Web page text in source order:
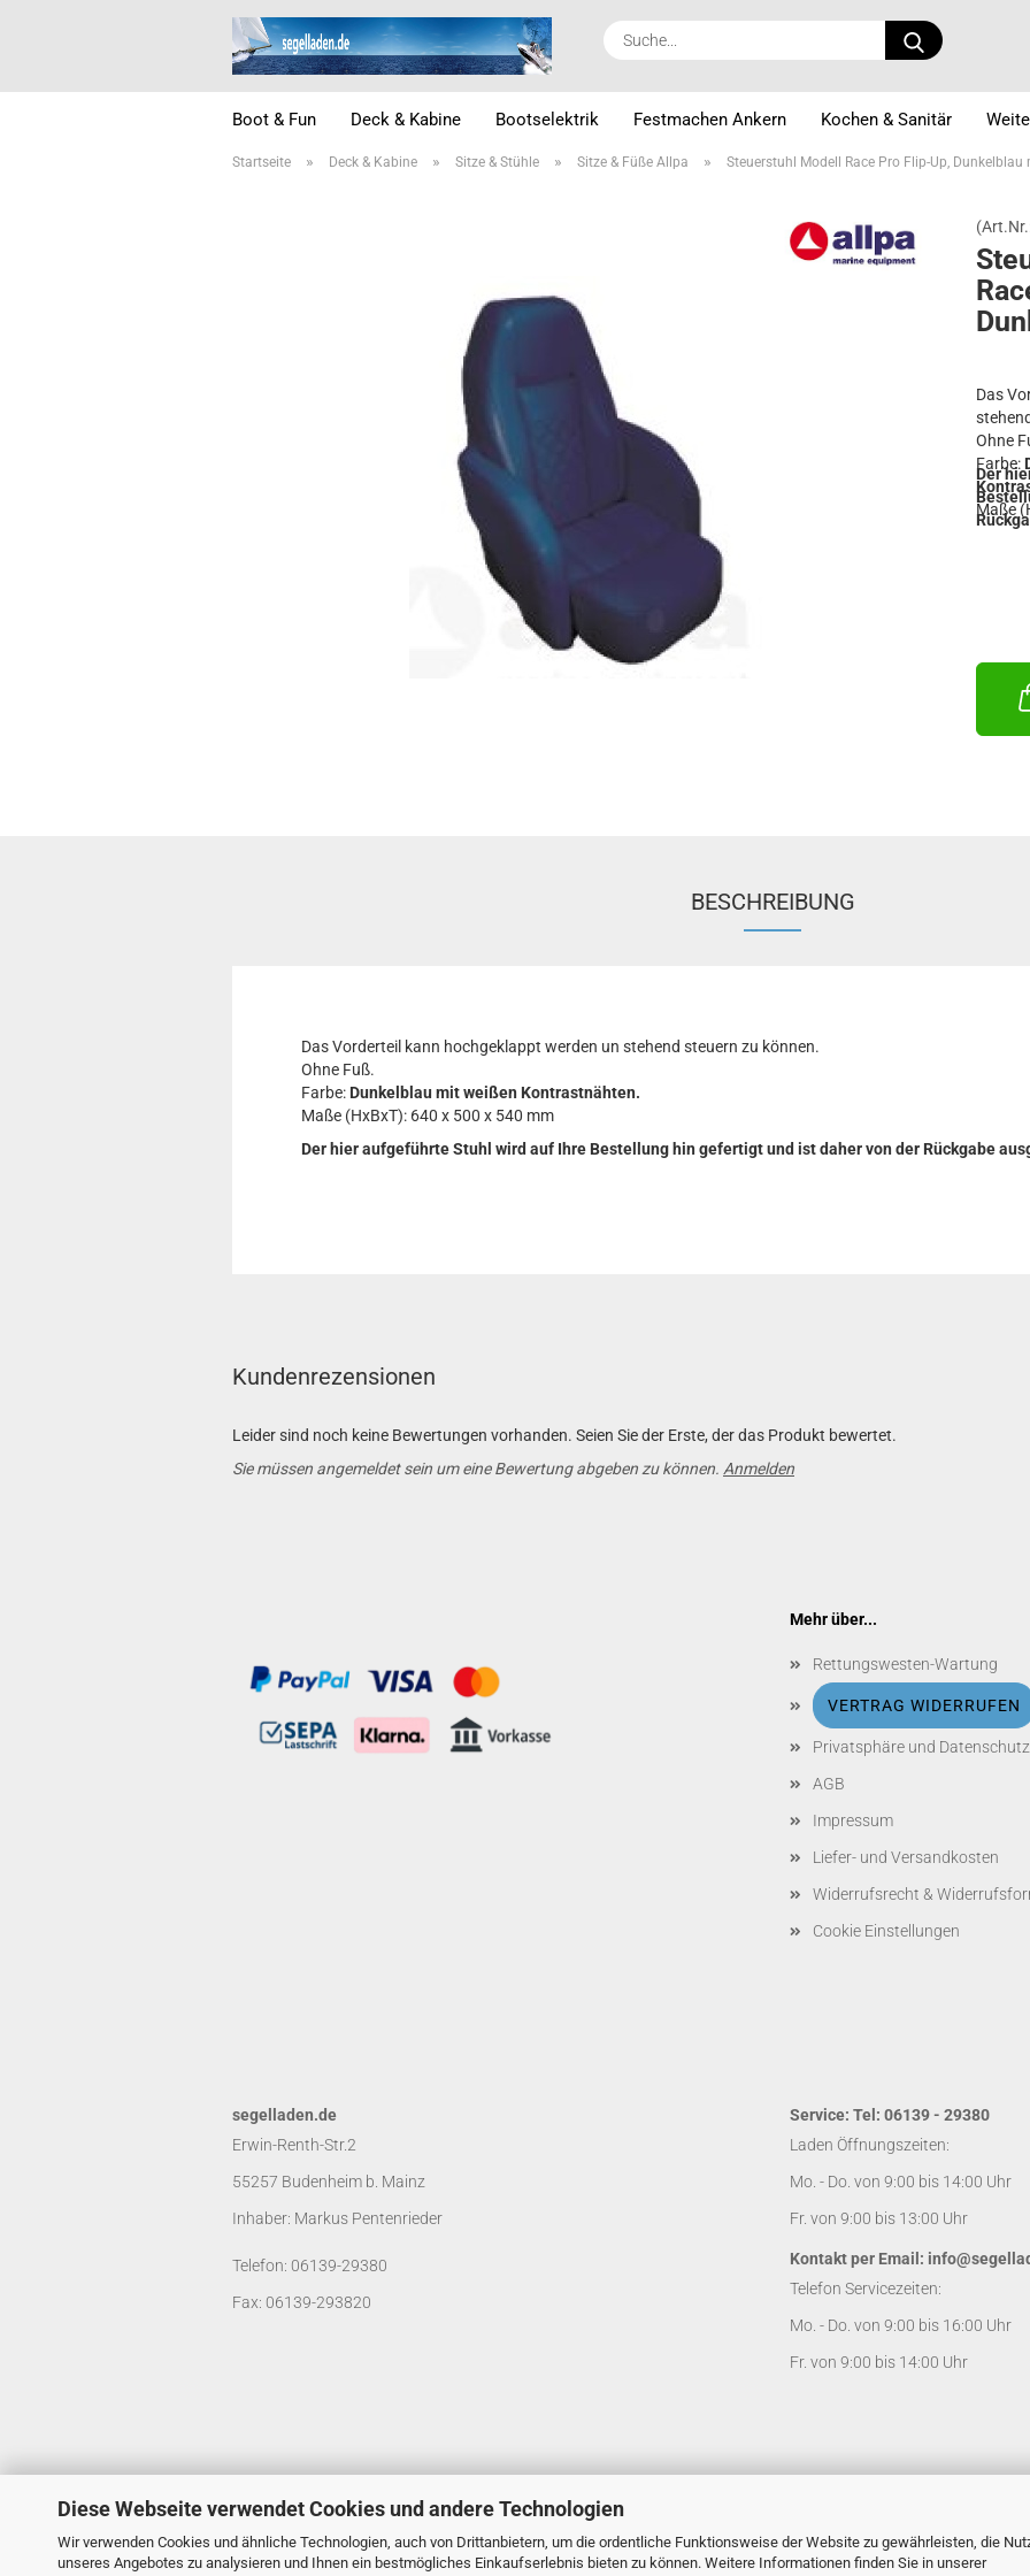
Diese Webseite verwendet Cookies und andere Technologien
Wir verwenden Cookies und ähnliche Technologien, auch von Drittanbietern, um die ordentliche Funktionsweise der Website zu gewährleisten, die
unseres Angebotes zu analysieren und Ihnen ein bestmögliches Einkaufserlebnis bieten zu können. Weitere Informationen finden Sie in unserer
Suche...
Boot & Fun Deck & Kabine Bootselektrik Festmachen Ankern Kochen & Sanitär
Startseite » Deck & Kabine » Sitze & Stühle » Sitze & Füße Allpa » Steuerstuhl Modell Race Pro Flip-Up, Dunkelblau
Das
Ohne
Farbe:
Maße
Der
BESCHREIBUNG
Das Vorderteil kann hochgeklappt werden un stehend steuern zu können.
Ohne Fuß.
Farbe: Dunkelblau mit weißen Kontrastnähten.
Maße (HxBxT): 640 x 500 x 540 mm
Der hier aufgeführte Stuhl wird auf Ihre Bestellung hin gefertigt und ist daher von der Rückgabe
Kundenrezensionen
Leider sind noch keine Bewertungen vorhanden. Seien Sie der Erste, der das Produkt bewertet.
Sie müssen angemeldet sein um eine Bewertung abgeben zu können. Anmelden
Mehr über...
Rettungswesten-Wartung
VERTRAG WIDERRUFEN
Privatsphäre und Datenschutz
AGB
Impressum
Liefer- und Versandkosten
Widerrufsrecht &
Cookie Einstellungen
segelladen.de
Erwin-Renth-Str.2
55257 Budenheim b. Mainz
Inhaber: Markus Pentenrieder
Telefon: 06139-29380
Fax: 06139-293820
Service: Tel: 06139 - 29380
Laden Öffnungszeiten:
Mo. - Do. von 9:00 bis 14:00 Uhr
Fr. von 9:00 bis 13:00 Uhr
Kontakt per Email:
Telefon Servicezeiten:
Mo. - Do. von 9:00 bis 16:00 Uhr
Fr. von 9:00 bis 14:00 Uhr